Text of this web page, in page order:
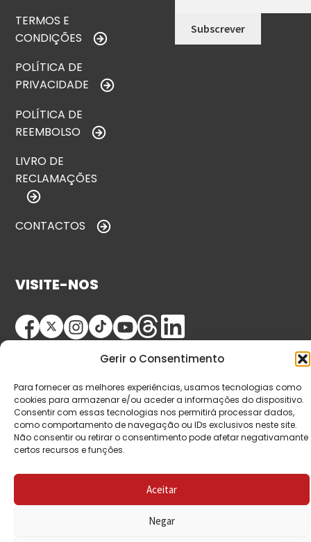
Gerir o Consentimento
Para fornecer as melhores experiências, usamos tecnologias como
cookies para armazenar e/ou aceder a informações do dispositivo.
Consentir com essas tecnologias nos permitirá processar dados,
como comportamento de navegação ou IDs exclusivos neste site.
Não consentir ou retirar o consentimento pode afetar negativamante
certos recursos e funções.
Aceitar
Negar
TERMOS E
CONDIÇÕES
POLÍTICA DE
PRIVACIDADE
POLÍTICA DE
REEMBOLSO
LIVRO DE
RECLAMAÇÕES
CONTACTOS
VISITE-NOS
© Copyright 2026 Saída de Emergência. Todos os
direitos reservados.